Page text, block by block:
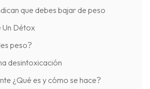
que debes bajar de peso
Un Détox
peso?
desintoxicación
¿Qué es y cómo se hace?